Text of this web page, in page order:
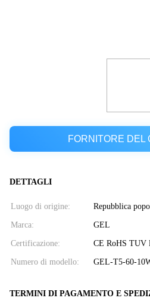
FORNITORE DEL
DETTAGLI
Luogo di origine: Repubblica
Marca: GEL
Certificazione: CE RoHS TUV
Numero di modello: GEL-T5-60-
TERMINI DI PAGAMENTO E